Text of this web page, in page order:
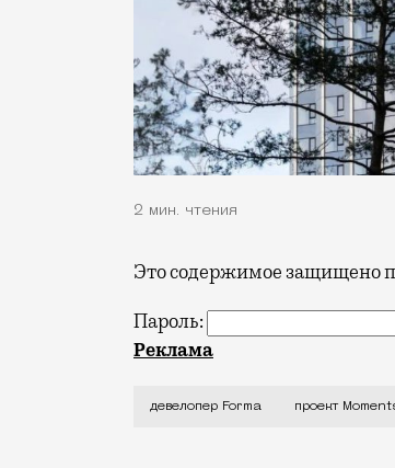
2 мин. чтения
Это содержимое защищено
Пароль:
В районе Щукино
Реклама
девелопер Forma проект